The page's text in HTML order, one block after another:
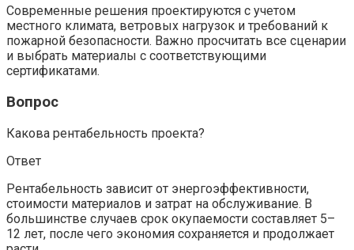
Современные решения проектируются с учетом
местного климата, ветровых нагрузок и требований к
пожарной безопасности. Важно просчитать все сценарии
и выбрать материалы с соответствующими
сертификатами.
Вопрос
Какова рентабельность проекта?
Ответ
Рентабельность зависит от энергоэффективности,
стоимости материалов и затрат на обслуживание. В
большинстве случаев срок окупаемости составляет 5–
12 лет, после чего экономия сохраняется и продолжает